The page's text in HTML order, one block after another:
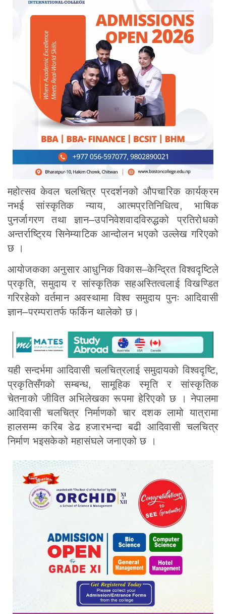
महोत्सव केवल चलचित्र प्रदर्शनको औपचारिक कार्यक्रम
नभई सांस्कृतिक न्याय, आत्मप्रतिनिधित्व, भाषिक
पुनर्जागरण तथा ज्ञान–उपनिवेशवादविरुद्धको प्रतिरोधको
अन्तर्राष्ट्रिय सिनेम्याटिक आन्दोलन भएको उल्लेख गरिएको
छ ।
आयोजकका अनुसार आधुनिक विकास–केन्द्रित विश्वदृष्टिले
प्रकृति, समुदाय र सांस्कृतिक सहअस्तित्वलाई विखण्डित
गरिरहेको वर्तमान अवस्थामा विश्व समुदाय पुनः आदिवासी
ज्ञान–परम्परातर्फ फर्किन थालेको छ।
यही सन्दर्भमा आदिवासी चलचित्रलाई समुदायको विश्वदृष्टि,
प्रकृतिसँगको सम्बन्ध, सामूहिक स्मृति र सांस्कृतिक
चेतनाको जीवित अभिलेखका रूपमा हेरिएको छ । नेपालमा
आदिवासी चलचित्र निर्माणको चार दशक लामो यात्रामा
हालसम्म करिब डेढ हजारभन्दा बढी आदिवासी चलचित्र
निर्माण भइसकेको महासंघले जनाएको छ ।